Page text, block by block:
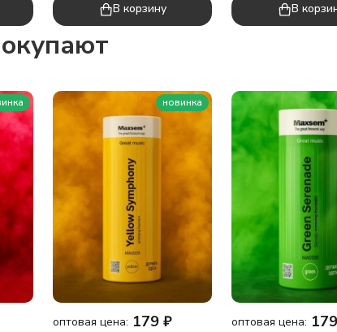
В корзину В
новинка
оптовая цена: 179 ₽ оптовая цена: 179